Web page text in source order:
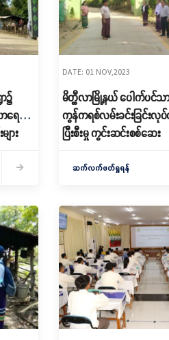
၌
ရေ
ား
DATE: 01 NOV,2023
မိတ္ထီလာမြို့နယ် ပေါက်ပင်သ
ကွန်ကရစ်လမ်းခင်းခြင်းလု
ပြီးစီးမှု ကွင်းဆင်းစစ်ဆေး
ဆက်လက်ဖတ်ရှုရန်